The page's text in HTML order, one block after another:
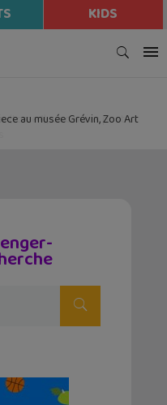
KIDS
au musée Grévin, Zoo Art